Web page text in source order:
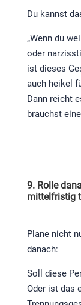
Du kannst
„Wenn du
oder
ist dieses
auch heikel
Dann reicht
brauchst
9. Rolle
mittelfristig
Plane nicht
danach:
Soll diese
Oder ist das